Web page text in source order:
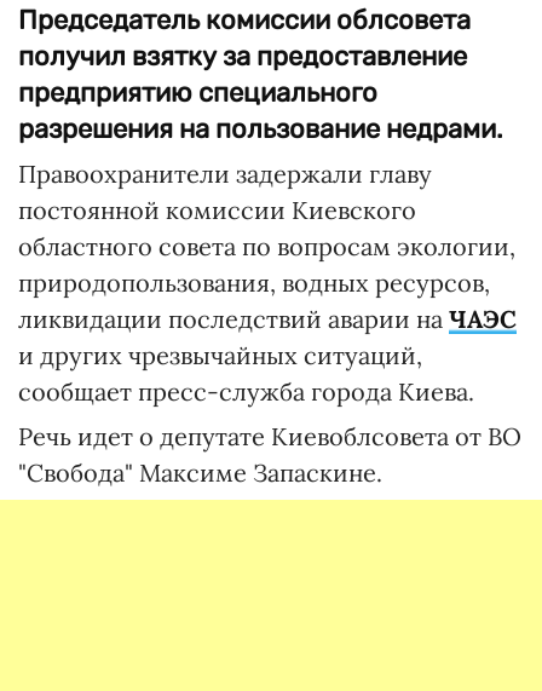
Председатель комиссии облсовета
получил взятку за предоставление
предприятию специального
разрешения на пользование недрами.
Правоохранители задержали главу
постоянной комиссии Киевского
областного совета по вопросам экологии,
природопользования, водных ресурсов,
ликвидации последствий аварии на ЧАЭС
и других чрезвычайных ситуаций,
сообщает пресс-служба города Киева.
Речь идет о депутате Киевоблсовета от ВО
"Свобода" Максиме Запаскине.